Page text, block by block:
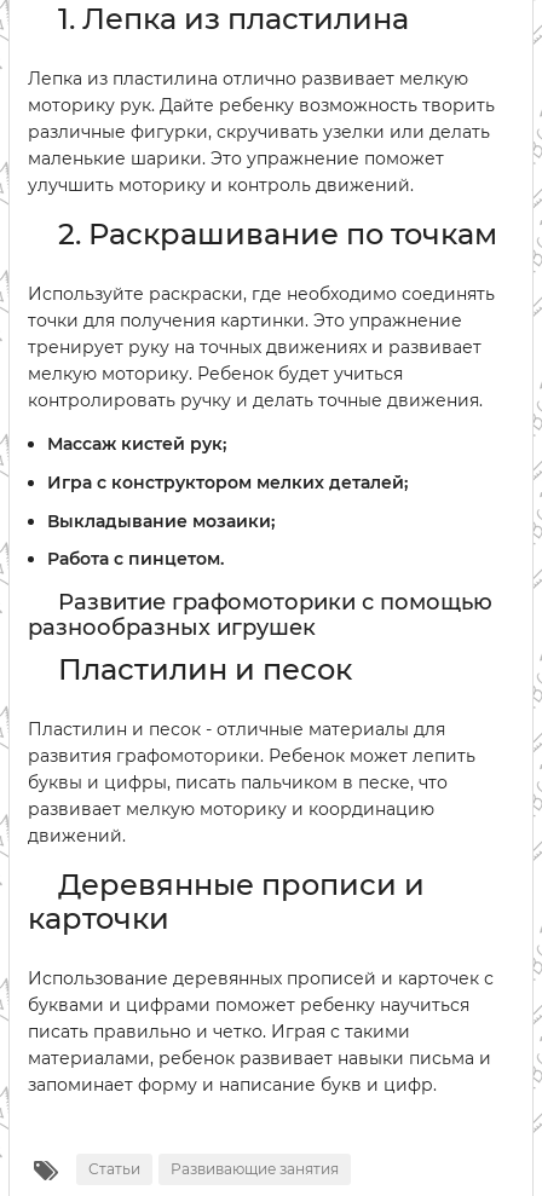
1. Лепка из пластилина
Лепка из пластилина отлично развивает мелкую
моторику рук. Дайте ребенку возможность творить
различные фигурки, скручивать узелки или делать
маленькие шарики. Это упражнение поможет
улучшить моторику и контроль движений.
2. Раскрашивание по точкам
Используйте раскраски, где необходимо соединять
точки для получения картинки. Это упражнение
тренирует руку на точных движениях и развивает
мелкую моторику. Ребенок будет учиться
контролировать ручку и делать точные движения.
Массаж кистей рук;
Игра с конструктором мелких деталей;
Выкладывание мозаики;
Работа с пинцетом.
Развитие графомоторики с помощью
разнообразных игрушек
Пластилин и песок
Пластилин и песок - отличные материалы для
развития графомоторики. Ребенок может лепить
буквы и цифры, писать пальчиком в песке, что
развивает мелкую моторику и координацию
движений.
Деревянные прописи и
карточки
Использование деревянных прописей и карточек с
буквами и цифрами поможет ребенку научиться
писать правильно и четко. Играя с такими
материалами, ребенок развивает навыки письма и
запоминает форму и написание букв и цифр.
Статьи Развивающие занятия